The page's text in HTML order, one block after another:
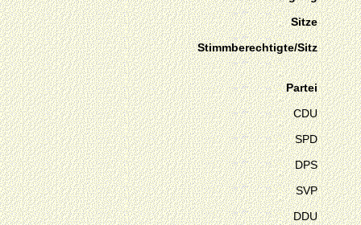
Sitze
Stimmberechtigte/Sitz
Partei
CDU
SPD
DPS
SVP
DDU